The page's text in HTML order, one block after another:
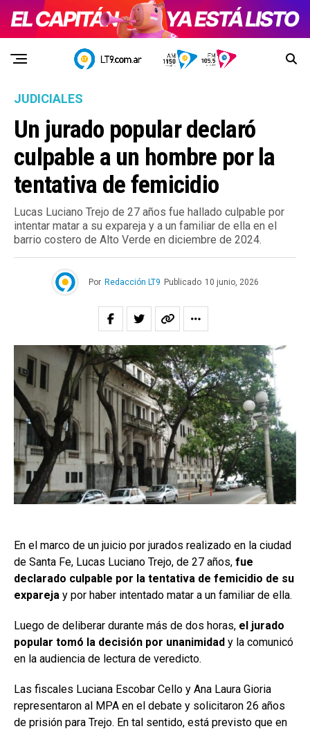
JUDICIALES
Un jurado popular declaró
culpable a un hombre por la
tentativa de femicidio
Lucas Luciano Trejo de 27 años fue hallado culpable por
intentar matar a su expareja y a un familiar de ella en el
barrio costero de Alto Verde en diciembre de 2024.
Por Redacción LT9 Publicado 10 junio, 2026
En el marco de un juicio por jurados realizado en la ciudad
de Santa Fe, Lucas Luciano Trejo, de 27 años, fue
declarado culpable por la tentativa de femicidio de su
expareja y por haber intentado matar a un familiar de ella.
Luego de deliberar durante más de dos horas, el jurado
popular tomó la decisión por unanimidad y la comunicó
en la audiencia de lectura de veredicto.
Las fiscales Luciana Escobar Cello y Ana Laura Gioria
representaron al MPA en el debate y solicitaron 26 años
de prisión para Trejo. En tal sentido, está previsto que en